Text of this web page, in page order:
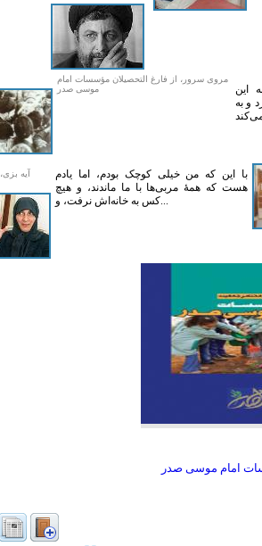
این
و به
مروی سرور، از فارغ التحصیلان مؤسسات امام
موسی صدر
با این که من خیلی کوچک بودم، اما یادم
هست که همۀ مربی‌ها با ما ماندند، و هیچ
کس به خانه‌‌اش نرفت، و...
آیه
امام موسی صدر